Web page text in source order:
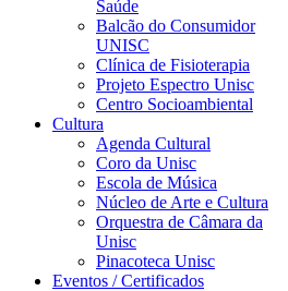
Saúde
Balcão do Consumidor
UNISC
Clínica de Fisioterapia
Projeto Espectro Unisc
Centro Socioambiental
Cultura
Agenda Cultural
Coro da Unisc
Escola de Música
Núcleo de Arte e Cultura
Orquestra de Câmara da
Unisc
Pinacoteca Unisc
Eventos / Certificados